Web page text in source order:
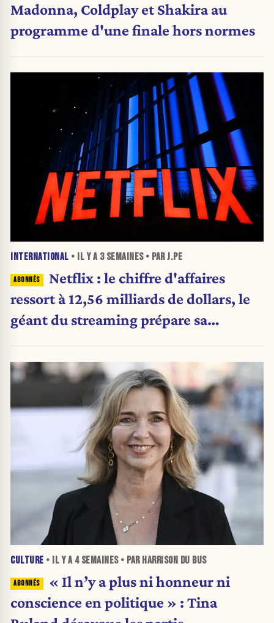
Madonna, Coldplay et Shakira au
programme d'une finale hors normes
INTERNATIONAL • IL Y A 3 SEMAINES• PAR J.PE
Netflix : le chiffre d'affaires
ressort à 12,56 milliards de dollars, le
géant du streaming prépare sa
CULTURE • IL Y A 4 SEMAINES• PAR HARRISON DU BUS
« Il n’y a plus ni honneur ni
conscience en politique » : Tina